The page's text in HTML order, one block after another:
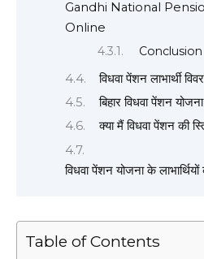
Gandhi National
Online
Conclusion
विधवा पेंशन लाभार्थी
बिहार विधवा पेंशन
क्या मैं विधवा पेंशन की
विधवा पेंशन योजना के
Table of Contents